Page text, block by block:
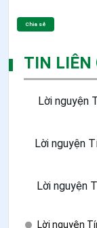
Chia sẻ
TIN LIÊN
Lời nguyện
Lời nguyện
Lời nguyện